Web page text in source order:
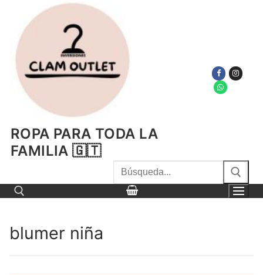
contenido
ROPA PARA TODA LA
FAMILIA 🇬🇹
Buscar
por:
Buscar por:
blumer niña